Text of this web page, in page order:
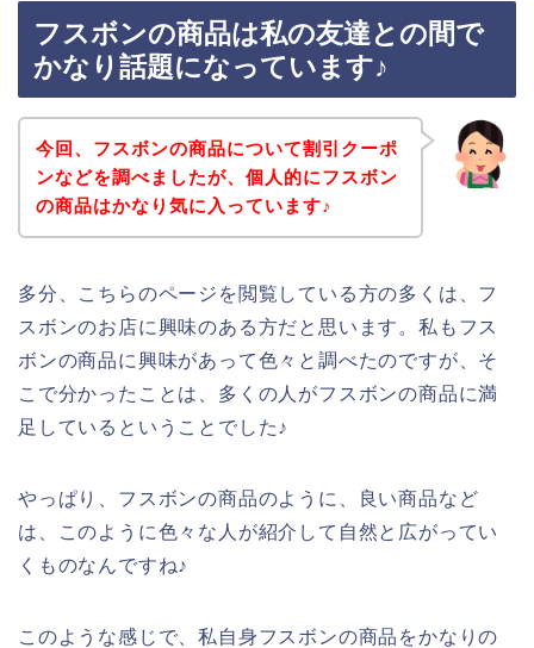
フスボンの商品は私の友達との間で
かなり話題になっています♪
今回、フスボンの商品について割引クーポ
ンなどを調べましたが、個人的にフスボン
の商品はかなり気に入っています♪
多分、こちらのページを閲覧している方の多くは、フ
スボンのお店に興味のある方だと思います。私もフス
ボンの商品に興味があって色々と調べたのですが、そ
こで分かったことは、多くの人がフスボンの商品に満
足しているということでした♪
やっぱり、フスボンの商品のように、良い商品など
は、このように色々な人が紹介して自然と広がってい
くものなんですね♪
このような感じで、私自身フスボンの商品をかなりの